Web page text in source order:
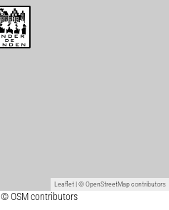
Leaflet| ©OpenStreetMapcontributors
© OSM contributors